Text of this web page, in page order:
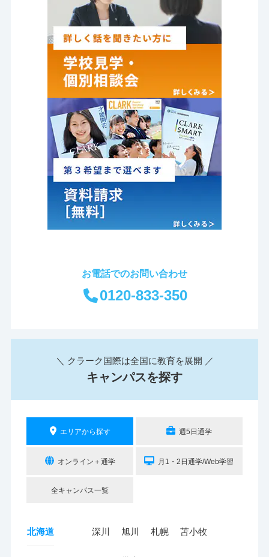
お電話でのお問い合わせ
0120-833-350
＼ クラーク国際は全国に教育を展開 ／
キャンパスを探す
エリアから探す 週5日通学
オンライン＋通学 月1・2日通学/Web学習
全キャンパス一覧
北海道 深川 旭川 札幌 苫小牧